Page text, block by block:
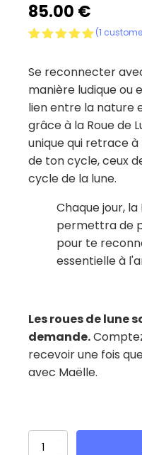
85.00 €
based on
customer
rating
(1
Se reconnecter
manière ludique ou
lien entre la nature
grâce à la Roue de
unique qui retrace
de ton cycle, ceux
cycle de la lune.
Chaque jour, la
permettra de
pour te
essentielle à
Les roues de lune
demande.
recevoir une fois
avec Maëlle.
Roues